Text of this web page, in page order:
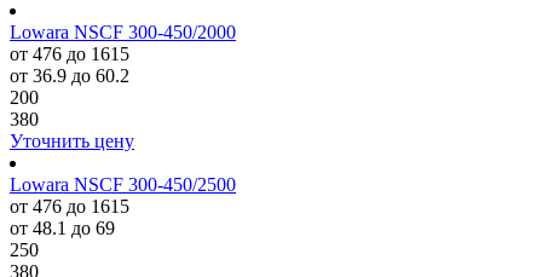
Lowara NSCF 300-450/2000
от 476 до 1615
от 36.9 до 60.2
200
380
Уточнить цену
Lowara NSCF 300-450/2500
от 476 до 1615
от 48.1 до 69
250
380